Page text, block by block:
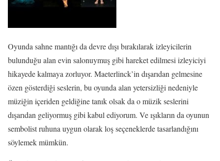
Oyunda sahne mantığı da devre dışı bırakılarak izleyicilerin
bulunduğu alan evin salonuymuş gibi hareket edilmesi izleyiciyi
hikayede kalmaya zorluyor. Maeterlinck’in dışarıdan gelmesine
özen gösterdiği seslerin, bu oyunda alan yetersizliği nedeniyle
müziğin içeriden geldiğine tanık olsak da o müzik seslerini
dışarıdan geliyormuş gibi kabul ediyorum. Ve ışıkların da oyunun
sembolist ruhuna uygun olarak loş seçeneklerde tasarlandığını
söylemek mümkün.